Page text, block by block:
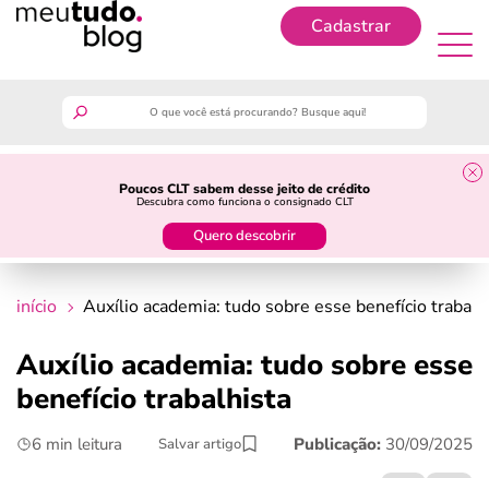
Cadastrar
Poucos CLT sabem desse jeito de crédito
Descubra como funciona o consignado CLT
Quero descobrir
guia do trabalhador
crédito fácil
últimas notícias
início Auxílio academia: tudo sobre esse benefício
Auxílio academia: tudo sobre esse
benefício trabalhista
6 min leitura Salvar artigo Publicação: 30/09/2025